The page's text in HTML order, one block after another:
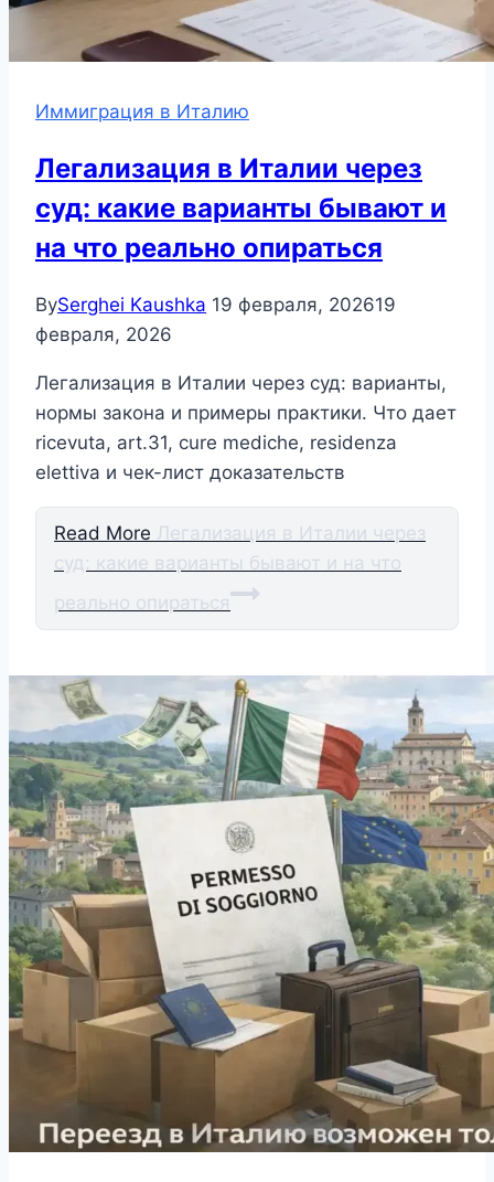
Иммиграция в Италию
Легализация в Италии через
суд: какие варианты бывают и
на что реально опираться
BySerghei Kaushka 19 февраля, 202619
февраля, 2026
Легализация в Италии через суд: варианты,
нормы закона и примеры практики. Что дает
ricevuta, art.31, cure mediche, residenza
elettiva и чек-лист доказательств
Read More Легализация в Италии через
суд: какие варианты бывают и на что
реально опираться